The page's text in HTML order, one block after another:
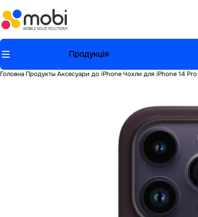
Продукція
Головна Продукты Аксесуари до iPhoneЧохли для iPhone 14 Pro